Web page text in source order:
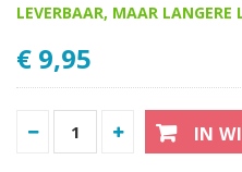
LEVERBAAR, MAAR LANGERE
€ 9,95
IN